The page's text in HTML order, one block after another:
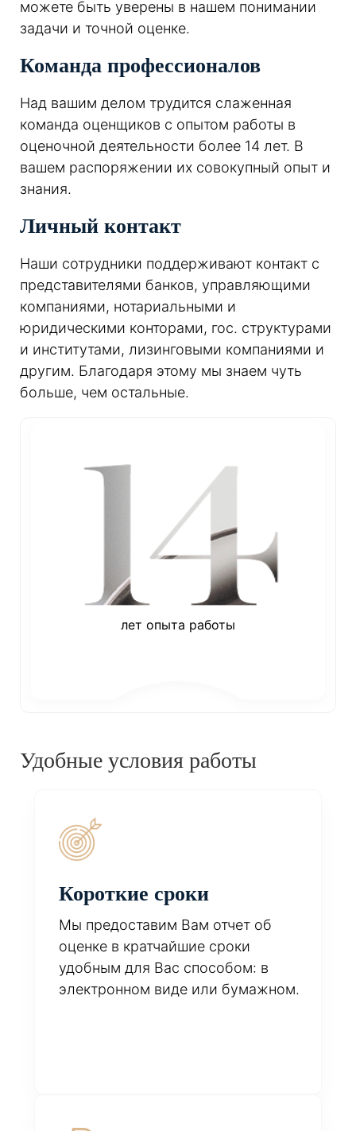
можете быть уверены в нашем понимании
задачи и точной оценке.
Команда профессионалов
Над вашим делом трудится слаженная
команда оценщиков с опытом работы в
оценочной деятельности более 14 лет. В
вашем распоряжении их совокупный опыт и
знания.
Личный контакт
Наши сотрудники поддерживают контакт с
представителями банков, управляющими
компаниями, нотариальными и
юридическими конторами, гос. структурами
и институтами, лизинговыми компаниями и
другим. Благодаря этому мы знаем чуть
больше, чем остальные.
лет опыта работы
Удобные условия работы
Короткие сроки
Мы предоставим Вам отчет об
оценке в кратчайшие сроки
удобным для Вас способом: в
электронном виде или бумажном.